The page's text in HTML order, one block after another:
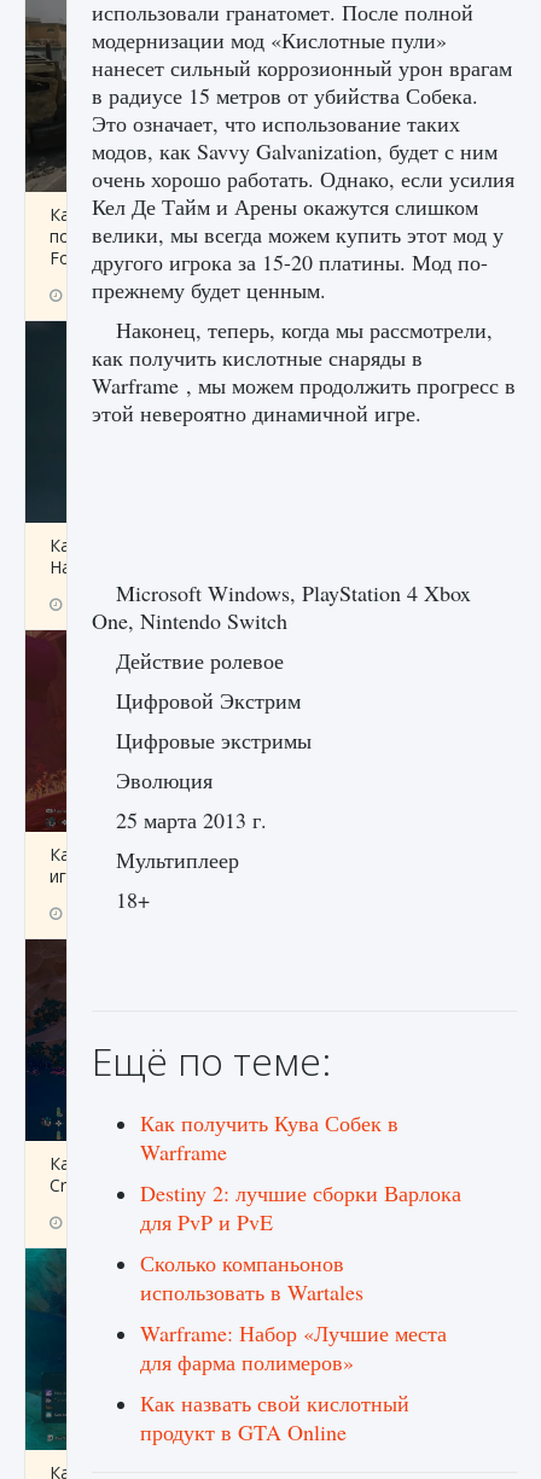
Как исправить текстовую ошибку
пользовательского интерфейса Delta
Force Hawk Ops
9 августа 2024 1 945
Как проверить статус сервера Delta Force
Hawk Ops
9 августа 2024 1 286 0 0
Как приручить существ джунглей Нари в
игре Creatures of Ava
9 августа 2024
Как разблокировать заклинание Крист в
Creatures of Ava
9 августа 2024 1 393
Как приручить существ из степей Тамура в
использовали гранатомет. После полной
модернизации мод «Кислотные пули»
нанесет сильный коррозионный урон врагам
в радиусе 15 метров от убийства Собека.
Это означает, что использование таких
модов, как Savvy Galvanization, будет с ним
очень хорошо работать. Однако, если усилия
Кел Де Тайм и Арены окажутся слишком
велики, мы всегда можем купить этот мод у
другого игрока за 15-20 платины. Мод по-
прежнему будет ценным.
Наконец, теперь, когда мы рассмотрели,
как получить кислотные снаряды в
Warframe , мы можем продолжить прогресс в
этой невероятно динамичной игре.
Microsoft Windows, PlayStation 4 Xbox
One, Nintendo Switch
Действие ролевое
Цифровой Экстрим
Цифровые экстримы
Эволюция
25 марта 2013 г.
Мультиплеер
18+
Ещё по теме:
Как получить Кува Собек в
Warframe
Destiny 2: лучшие сборки Варлока
для PvP и PvE
Сколько компаньонов
использовать в Wartales
Warframe: Набор «Лучшие места
для фарма полимеров»
Как назвать свой кислотный
продукт в GTA Online